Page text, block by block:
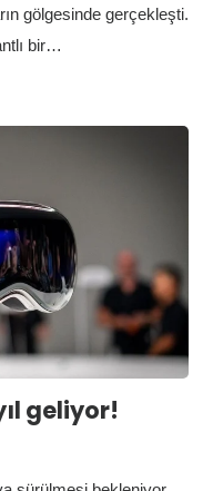
gölgesinde gerçekleşti.
bir…
geliyor!